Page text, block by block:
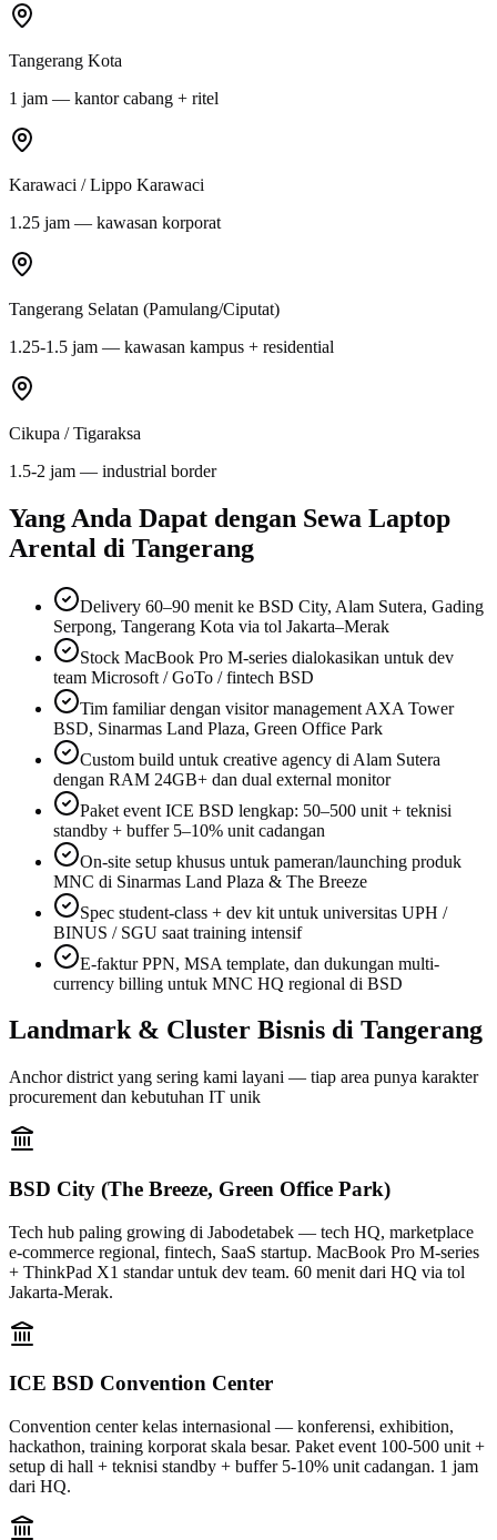
Tangerang Kota
1 jam — kantor cabang + ritel
Karawaci / Lippo Karawaci
1.25 jam — kawasan korporat
Tangerang Selatan (Pamulang/Ciputat)
1.25-1.5 jam — kawasan kampus + residential
Cikupa / Tigaraksa
1.5-2 jam — industrial border
Yang Anda Dapat dengan Sewa Laptop
Arental di Tangerang
Delivery 60–90 menit ke BSD City, Alam Sutera, Gading
Serpong, Tangerang Kota via tol Jakarta–Merak
Stock MacBook Pro M-series dialokasikan untuk dev
team Microsoft / GoTo / fintech BSD
Tim familiar dengan visitor management AXA Tower
BSD, Sinarmas Land Plaza, Green Office Park
Custom build untuk creative agency di Alam Sutera
dengan RAM 24GB+ dan dual external monitor
Paket event ICE BSD lengkap: 50–500 unit + teknisi
standby + buffer 5–10% unit cadangan
On-site setup khusus untuk pameran/launching produk
MNC di Sinarmas Land Plaza & The Breeze
Spec student-class + dev kit untuk universitas UPH /
BINUS / SGU saat training intensif
E-faktur PPN, MSA template, dan dukungan multi-
currency billing untuk MNC HQ regional di BSD
Landmark & Cluster Bisnis di Tangerang
Anchor district yang sering kami layani — tiap area punya karakter
procurement dan kebutuhan IT unik
BSD City (The Breeze, Green Office Park)
Tech hub paling growing di Jabodetabek — tech HQ, marketplace
e-commerce regional, fintech, SaaS startup. MacBook Pro M-series
+ ThinkPad X1 standar untuk dev team. 60 menit dari HQ via tol
Jakarta-Merak.
ICE BSD Convention Center
Convention center kelas internasional — konferensi, exhibition,
hackathon, training korporat skala besar. Paket event 100-500 unit +
setup di hall + teknisi standby + buffer 5-10% unit cadangan. 1 jam
dari HQ.